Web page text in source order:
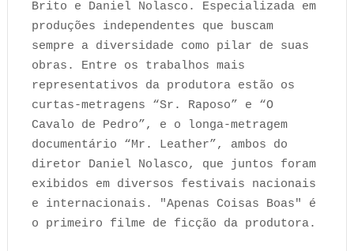
Brito e Daniel Nolasco. Especializada em
produções independentes que buscam
sempre a diversidade como pilar de suas
obras. Entre os trabalhos mais
representativos da produtora estão os
curtas-metragens “Sr. Raposo” e “O
Cavalo de Pedro”, e o longa-metragem
documentário “Mr. Leather”, ambos do
diretor Daniel Nolasco, que juntos foram
exibidos em diversos festivais nacionais
e internacionais. "Apenas Coisas Boas" é
o primeiro filme de ficção da produtora.